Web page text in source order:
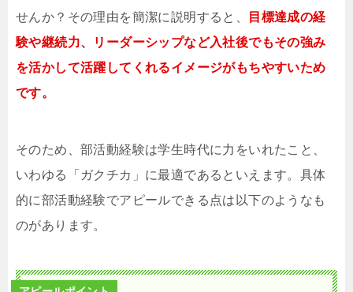
せんか？その理由を簡潔に説明すると、
目標達成の経
験や継続力、リーダーシップなど入社後でもその強み
を活かして活躍してくれるイメージがもちやすいため
です。
そのため、部活動経験は学生時代に力をいれたこと、
いわゆる「ガクチカ」に最適であるといえます。具体
的に部活動経験でアピールできる点は以下のようなも
のがあります。